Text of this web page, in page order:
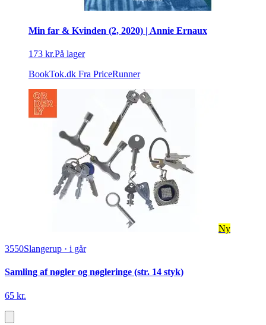
Min far & Kvinden (2, 2020) | Annie Ernaux
173 kr.På lager
BookTok.dk Fra PriceRunner
Ny
3550Slangerup · i går
Samling af nøgler og nøgleringe (str. 14 styk)
65 kr.